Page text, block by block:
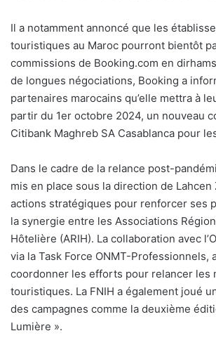
Il a notamment annoncé que les
touristiques au Maroc pourront bientôt
commissions de Booking.com en
de longues négociations, Booking a
partenaires marocains qu’elle mettra à
partir du 1er octobre 2024, un nouveau
Citibank Maghreb SA Casablanca pour
Dans le cadre de la relance post-
mis en place sous la direction de Lahcen
actions stratégiques pour renforcer ses
la synergie entre les Associations
Hôtelière (ARIH). La collaboration avec
via la Task Force ONMT-Professionnels,
coordonner les efforts pour relancer les
touristiques. La FNIH a également joué
des campagnes comme la deuxième
Lumière ».